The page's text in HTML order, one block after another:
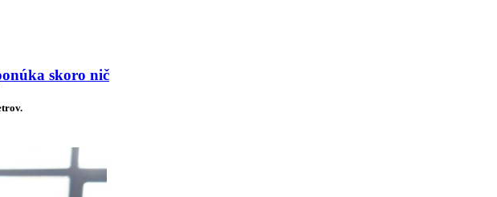
skoro nič